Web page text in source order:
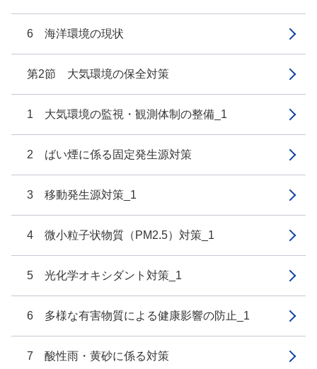
6 海洋環境の現状
第2節 大気環境の保全対策
1 大気環境の監視・観測体制の整備_1
2 ばい煙に係る固定発生源対策
3 移動発生源対策_1
4 微小粒子状物質（PM2.5）対策_1
5 光化学オキシダント対策_1
6 多様な有害物質による健康影響の防止_1
7 酸性雨・黄砂に係る対策